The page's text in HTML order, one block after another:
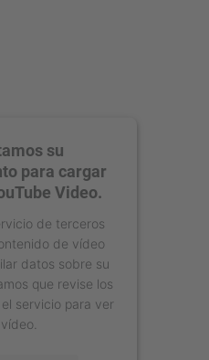
su
para cargar
Video.
de terceros
de vídeo
datos sobre su
que revise los
servicio para ver